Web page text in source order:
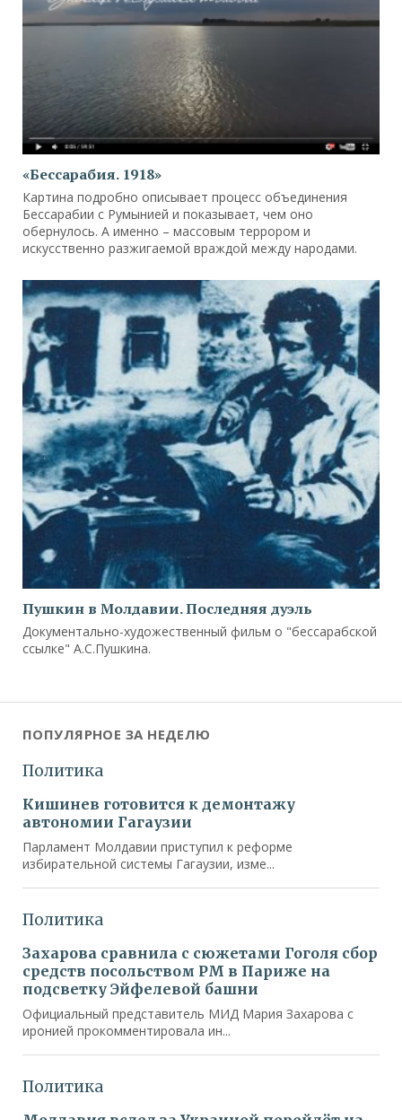
«Бессарабия. 1918»
Картина подробно описывает процесс объединения
Бессарабии с Румынией и показывает, чем оно
обернулось. А именно – массовым террором и
искусственно разжигаемой враждой между народами.
Пушкин в Молдавии. Последняя дуэль
Документально-художественный фильм о "бессарабской
ссылке" А.С.Пушкина.
ПОПУЛЯРНОЕ ЗА НЕДЕЛЮ